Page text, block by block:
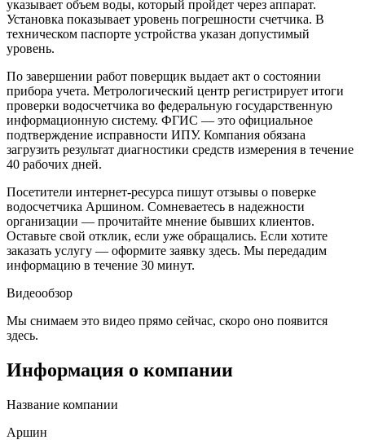
указывает объем воды, который пройдет через аппарат.
Установка показывает уровень погрешности счетчика. В
техническом паспорте устройства указан допустимый
уровень.
По завершении работ поверщик выдает акт о состоянии
прибора учета. Метрологический центр регистрирует итоги
проверки водосчетчика во федеральную государственную
информационную систему. ФГИС — это официальное
подтверждение исправности ИПУ. Компания обязана
загрузить результат диагностики средств измерения в течение
40 рабочих дней.
Посетители интернет-ресурса пишут отзывы о поверке
водосчетчика Аршином. Сомневаетесь в надежности
организации — прочитайте мнение бывших клиентов.
Оставьте свой отклик, если уже обращались. Если хотите
заказать услугу — оформите заявку здесь. Мы передадим
информацию в течение 30 минут.
Видеообзор
Мы снимаем это видео прямо сейчас, скоро оно появится
здесь.
Информация о компании
Название компании
Аршин